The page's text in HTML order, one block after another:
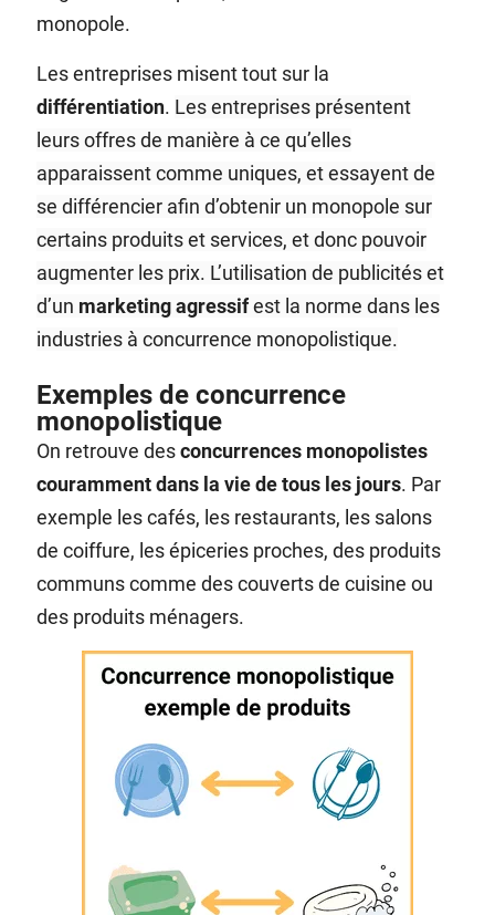
monopole.
Les entreprises misent tout sur la
différentiation. Les entreprises présentent
leurs offres de manière à ce qu’elles
apparaissent comme uniques, etessayent de
se différencier afin d’obtenir un monopole sur
certains produits et services, et donc pouvoir
augmenter les prix. L’utilisation de publicités et
d’un marketing agressifest la norme dans les
industries à concurrence monopolistique.
Exemples de concurrence
monopolistique
On retrouve desconcurrences monopolistes
couramment dans la vie de tous les jours. Par
exemple les cafés, les restaurants, les salons
de coiffure, les épiceries proches, des produits
communs comme des couverts de cuisine ou
des produits ménagers.